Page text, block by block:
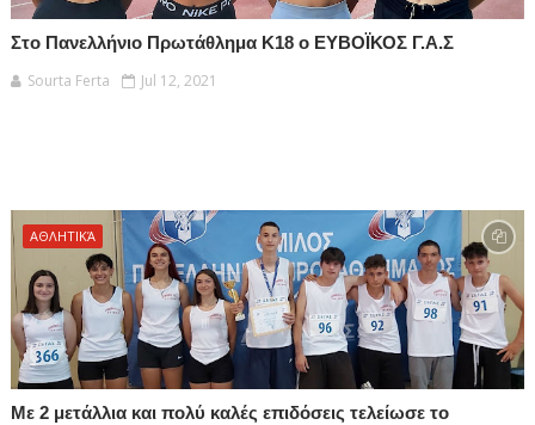
Στο Πανελλήνιο Πρωτάθλημα Κ18 ο ΕΥΒΟΪΚΟΣ Γ.Α.Σ
Sourta Ferta
Jul 12, 2021
ΑΘΛΗΤΙΚΆ
Με 2 μετάλλια και πολύ καλές επιδόσεις τελείωσε το